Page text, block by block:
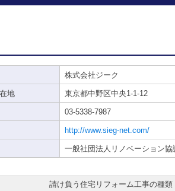
株式会社ジーク
地 東京都中野区中央1-1-12
03-5338-7987
http://www.sieg-net.com/
一般社団法人リノベーション協
請け負う住宅リフォーム工事の種類